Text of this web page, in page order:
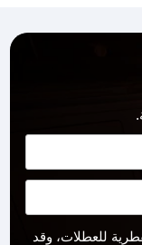
للعطلات، وقد